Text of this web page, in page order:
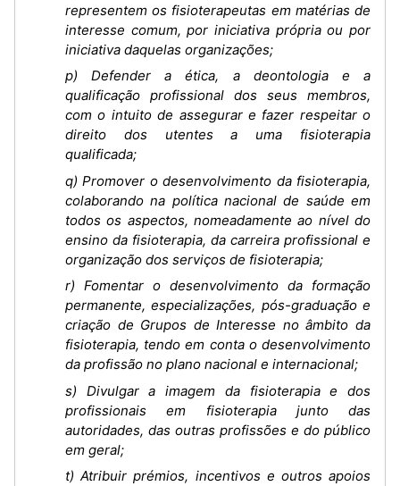
representem os fisioterapeutas em matérias de
interesse comum, por iniciativa própria ou por
iniciativa daquelas organizações;
p) Defender a ética, a deontologia e a
qualificação profissional dos seus membros,
com o intuito de assegurar e fazer respeitar o
direito dos utentes a uma fisioterapia
qualificada;
q) Promover o desenvolvimento da fisioterapia,
colaborando na política nacional de saúde em
todos os aspectos, nomeadamente ao nível do
ensino da fisioterapia, da carreira profissional e
organização dos serviços de fisioterapia;
r) Fomentar o desenvolvimento da formação
permanente, especializações, pós-graduação e
criação de Grupos de Interesse no âmbito da
fisioterapia, tendo em conta o desenvolvimento
da profissão no plano nacional e internacional;
s) Divulgar a imagem da fisioterapia e dos
profissionais em fisioterapia junto das
autoridades, das outras profissões e do público
em geral;
t) Atribuir prémios, incentivos e outros apoios